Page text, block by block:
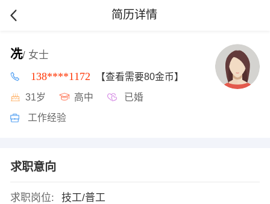
简历详情
冼/ 女士
138****1172 【查看需要80金币】
31岁 高中 已婚
工作经验
求职意向
求职岗位:
技工/普工